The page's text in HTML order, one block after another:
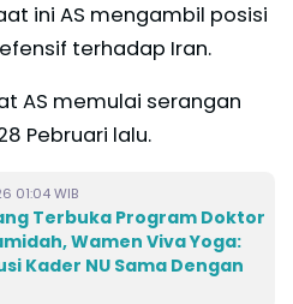
ini AS mengambil posisi
terhadap Iran.
AS memulai serangan
Pebruari lalu.
01:04 WIB
Terbuka Program Doktor
Wamen Viva Yoga:
Kader NU Sama Dengan